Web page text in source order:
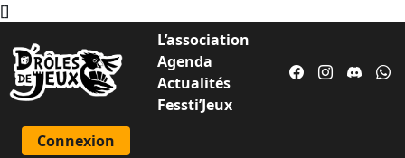
[]
L’association
Agenda
Actualités
Fessti’Jeux
Connexion